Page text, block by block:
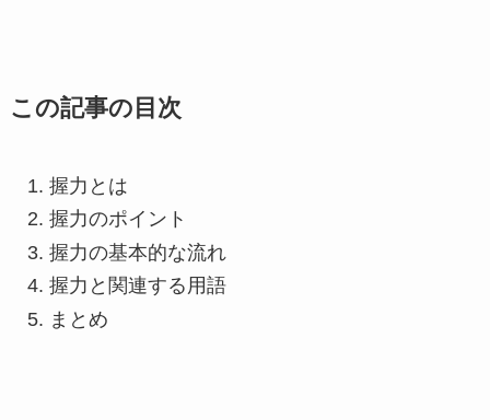
この記事の目次
握力とは
握力のポイント
握力の基本的な流れ
握力と関連する用語
まとめ